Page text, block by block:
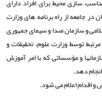
سازی محیط برای افراد دارای
جامعه از راه برنامه های وزارت
و سازمان صدا و سیمای جمهوری
توسط وزارت علوم، تحقیقات و
و مؤسساتی كه با امر آموزش
دهد.
اعلام می شود.